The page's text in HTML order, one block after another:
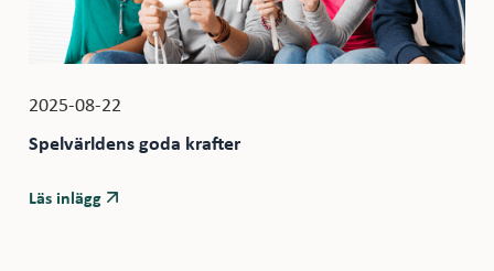
2025-08-22
Spelvärldens goda krafter
Läs inlägg